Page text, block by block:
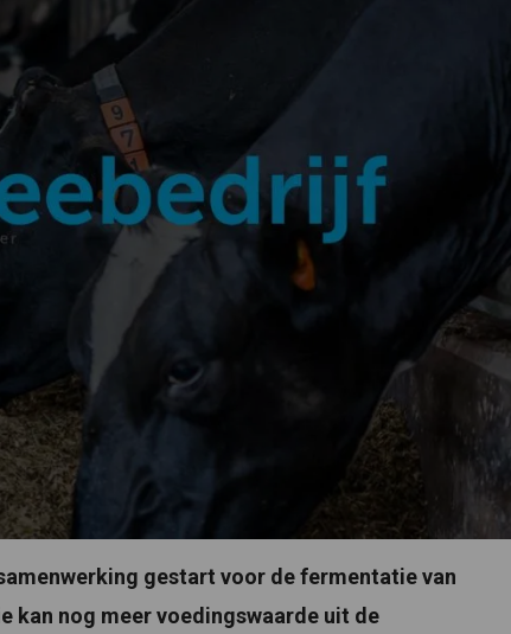
gestart voor de fermentatie van
kan nog meer voedingswaarde uit de